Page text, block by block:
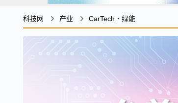
科技网 产业 CarTech．绿能